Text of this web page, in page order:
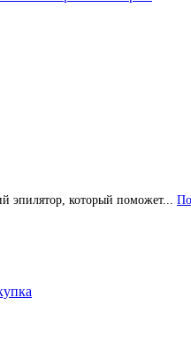
эпилятор, который поможет...